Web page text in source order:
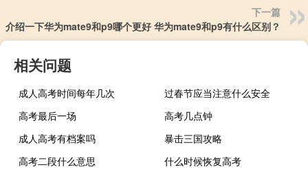
下一篇
介绍一下华为mate9和p9哪个更好 华为mate9和p9有什么区别？
相关问题
成人高考时间每年几次
过春节应当注意什么安全
高考最后一场
高考几点钟
成人高考有档案吗
暴击三国攻略
高考二段什么意思
什么时候恢复高考